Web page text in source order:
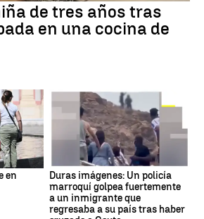
de tres años tras
en una cocina de
en
Duras imágenes: Un policía
marroquí golpea fuertemente
a un inmigrante que
regresaba a su país tras haber